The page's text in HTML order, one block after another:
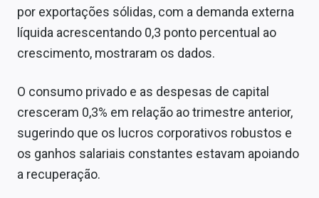
por exportações sólidas, com a demanda externa
líquida acrescentando 0,3 ponto percentual ao
crescimento, mostraram os dados.
O consumo privado e as despesas de capital
cresceram 0,3% em relação ao trimestre anterior,
sugerindo que os lucros corporativos robustos e
os ganhos salariais constantes estavam apoiando
a recuperação.